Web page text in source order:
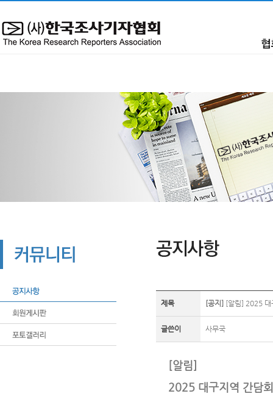
제목 [공지] [알림] 2025 대
글쓴이 사무국
[알림]
2025 대구지역 간담